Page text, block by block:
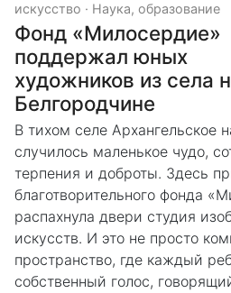
искусство · Наука, образование
Фонд «Милосердие»
поддержал юных
художников из села
Белгородчине
В тихом селе Архангельское
случилось маленькое чудо,
терпения и доброты. Здесь
благотворительного фонда
распахнула двери студия
искусств. И это не просто
пространство, где каждый
собственный голос,